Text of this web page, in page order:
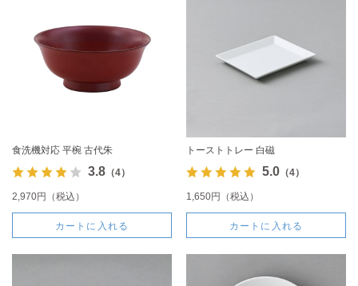
食洗機対応 平椀 古代朱
3.8（4）
2,970円（税込）
カートに入れる
トーストトレー 白磁
5.0（4）
1,650円（税込）
カートに入れる